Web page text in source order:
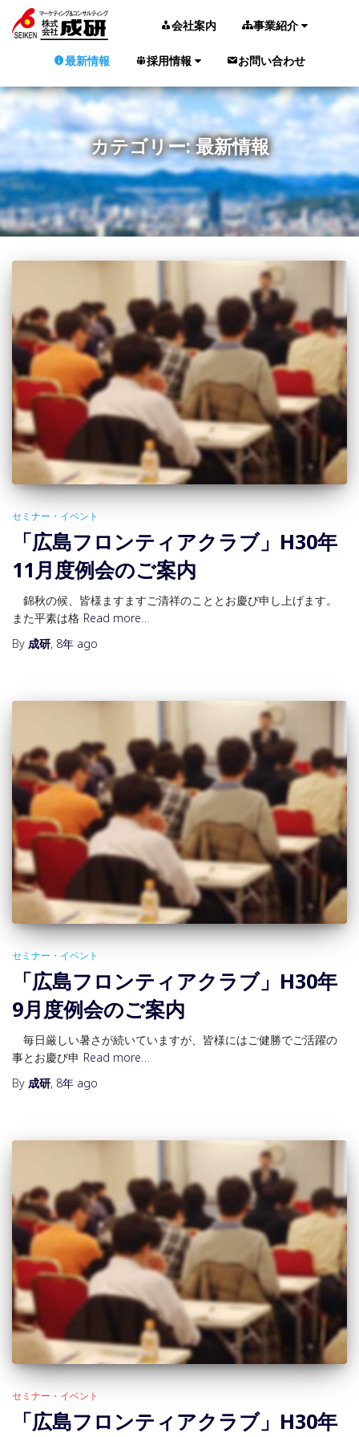
会社案内 事業紹介
最新情報 採用情報 お問い合わせ
カテゴリー:最新情報
セミナー・イベント
「広島フロンティアクラブ」H30年
11月度例会のご案内
錦秋の候、皆様ますますご清祥のこととお慶び申し上げます。
また平素は格 Read more…
By 成研, 8年 ago
セミナー・イベント
「広島フロンティアクラブ」H30年
9月度例会のご案内
毎日厳しい暑さが続いていますが、皆様にはご健勝でご活躍の
事とお慶び申 Read more…
By 成研, 8年 ago
セミナー・イベント
「広島フロンティアクラブ」H30年